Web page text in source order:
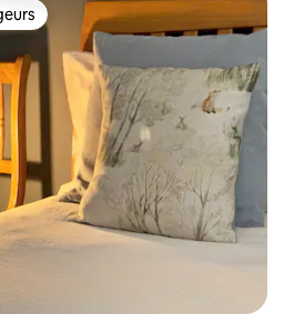
les plus appréciés